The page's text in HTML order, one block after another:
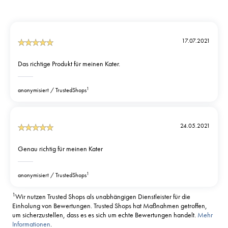
17.07.2021
Das richtige Produkt für meinen Kater.
anonymisiert TrustedShops1
24.05.2021
Genau richtig für meinen Kater
anonymisiert TrustedShops1
1Wir nutzen Trusted Shops als unabhängigen Dienstleister für die
Einholung von Bewertungen. Trusted Shops hat Maßnahmen getroffen,
um sicherzustellen, dass es es sich um echte Bewertungen handelt. Mehr
Informationen.